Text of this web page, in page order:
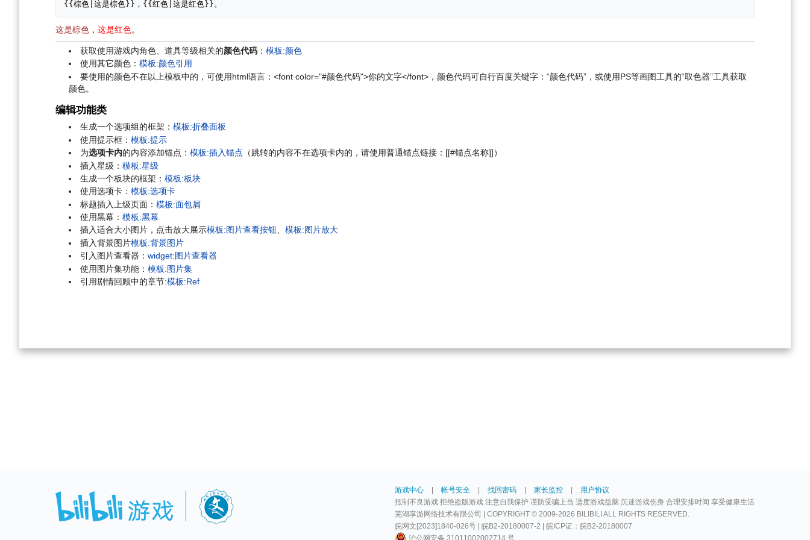
{{棕色|这是棕色}}，{{红色|这是红色}}。
这是棕色 ， 这是红色。
获取使用游戏内角色、道具等级相关的颜色代码 ：模板:颜色
使用其它颜色：模板:颜色引用
要使用的颜色不在以上模板中的，可使用html语言：<font color="#颜色代码">你的文字</font>，颜色代码可自行百度关键字：“颜色代码”，或使用PS等画图工具的“取色器”工具获取
颜色。
编辑功能类
生成一个选项组的框架：模板:折叠面板
使用提示框：模板:提示
为选项卡内的内容添加锚点：模板:插入锚点 （跳转的内容不在选项卡内的，请使用普通锚点链接：[[#锚点名称]]）
插入星级：模板:星级
生成一个板块的框架：模板:板块
使用选项卡：模板:选项卡
标题插入上级页面：模板:面包屑
使用黑幕：模板:黑幕
插入适合大小图片，点击放大展示模板:图片查看按钮、模板:图片放大
插入背景图片模板:背景图片
引入图片查看器：widget:图片查看器
使用图片集功能：模板:图片集
引用剧情回顾中的章节:模板:Ref
游戏中心 帐号安全 找回密码 家长监控
用户协议
抵制不良游戏 拒绝盗版游戏 注意自我保护 谨防受骗上当 适度游戏益脑 沉迷游戏伤身 合理安排时间 享受健康生活
芜湖享游网络技术有限公司 | COPYRIGHT © 2009-2026 BILIBILI ALL RIGHTS RESERVED.
皖网文[2023]1840-026号 | 皖B2-20180007-2 | 皖ICP证：皖B2-20180007